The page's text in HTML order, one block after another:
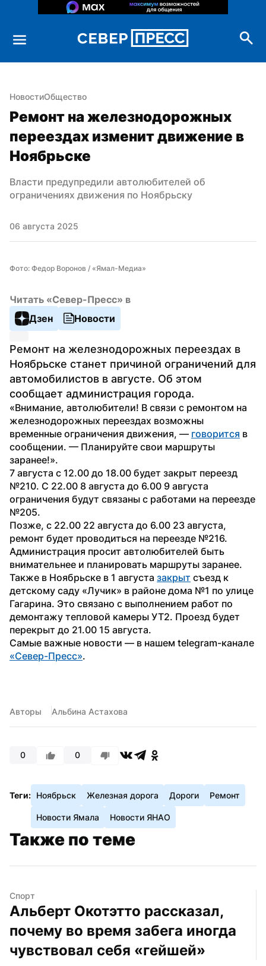
НовостиОбщество
Ремонт на железнодорожных
переездах изменит движение в
Ноябрьске
Власти предупредили автолюбителей об
ограничениях движения по Ноябрьску
06 августа 2025
Фото: Федор Воронов / «Ямал-Медиа»
Читать «Север-Пресс» в
Дзен
Новости
Ремонт на железнодорожных переездах в
Ноябрьске станет причиной ограничений для
автомобилистов в августе. Об этом
сообщает администрация города.
«Внимание, автолюбители! В связи с ремонтом на
железнодорожных переездах возможны
временные ограничения движения, — говорится в
сообщении. — Планируйте свои маршруты
заранее!».
7 августа с 12.00 до 18.00 будет закрыт переезд
№210. С 22.00 8 августа до 6.00 9 августа
ограничения будут связаны с работами на переезде
№205.
Позже, с 22.00 22 августа до 6.00 23 августа,
ремонт будет проводиться на переезде №216.
Администрация просит автолюбителей быть
внимательнее и планировать маршруты заранее.
Также в Ноябрьске в 1 августа закрыт съезд к
детскому саду «Лучик» в районе дома №1 по улице
Гагарина. Это связано с выполнением работ по
демонтажу тепловой камеры УТ2. Проезд будет
перекрыт до 21.00 15 августа.
«Север-Пресс».
Авторы Альбина Астахова
0 0
Теги: Ноябрьск Железная дорога Дороги Ремонт
Новости Ямала Новости ЯНАО
Также по теме
Спорт
Альберт Окотэтто рассказал,
почему во время забега иногда
чувствовал себя «гейшей»